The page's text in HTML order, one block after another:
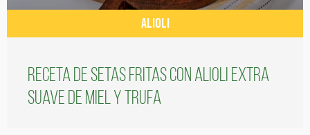
ALIOLI
Receta de setas fritas con alioli extra
suave de miel y trufa